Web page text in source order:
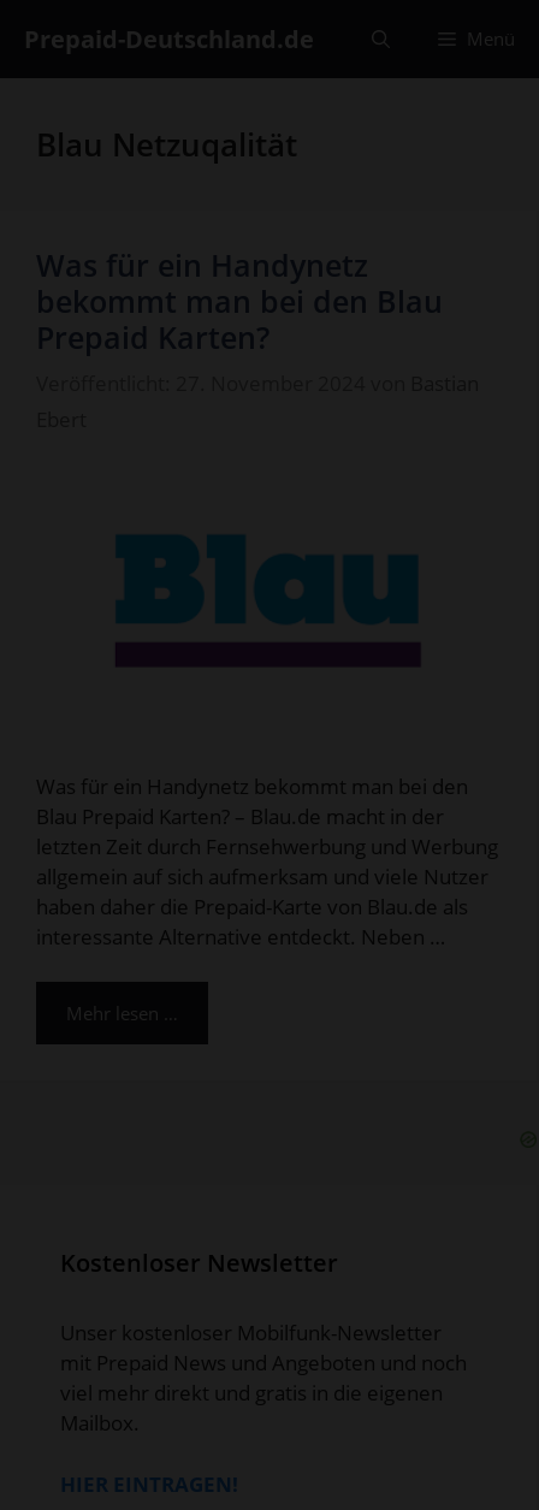
Inhalt
springen
Prepaid-Deutschland.de Menü
Blau Netzuqalität
Was für ein Handynetz
bekommt man bei den Blau
Prepaid Karten?
Was für ein Handynetz bekommt man bei den
Blau Prepaid Karten? – Blau.de macht in der
letzten Zeit durch Fernsehwerbung und Werbung
allgemein auf sich aufmerksam und viele Nutzer
haben daher die Prepaid-Karte von Blau.de als
interessante Alternative entdeckt. Neben …
Mehr lesen …
Kostenloser Newsletter
Unser kostenloser Mobilfunk-Newsletter
mit Prepaid News und Angeboten und noch
viel mehr direkt und gratis in die eigenen
Mailbox.
HIER EINTRAGEN!